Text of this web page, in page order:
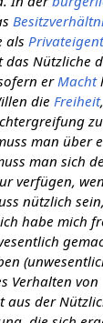
als
Nützliche
erMacht
die Freiheit
man über
man sich
verfügen,
nützlich
habe mich
Verhalten von
aus der